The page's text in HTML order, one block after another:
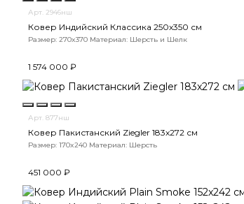
Арт. 2946нш
Ковер Индийский Классика 250x350 см
Размер: 270x370 Материал: Шерсть и Шелк
1 574 000 ₽
Арт. 877нш
Ковер Пакистанский Ziegler 183x272 см
Размер: 170x240 Материал: Шерсть
451 000 ₽